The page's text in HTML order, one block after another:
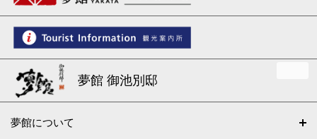
夢館 御池別邸
夢館について